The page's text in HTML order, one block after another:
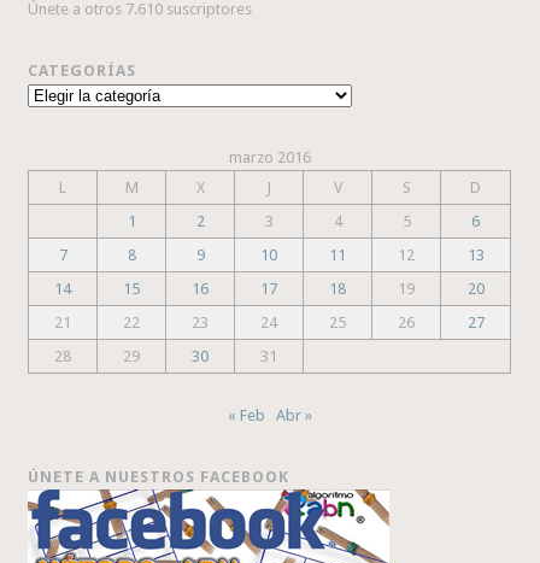
Únete a otros 7.610 suscriptores
CATEGORÍAS
Categorías
marzo 2016
L
M X J V S
D
1
2 3 4 5
6
7
8 9 10 11 12
13
14
15 16 17 18 19
20
21
22 23 24 25 26
27
28
29 30 31
« Feb Abr »
ÚNETE A NUESTROS FACEBOOK